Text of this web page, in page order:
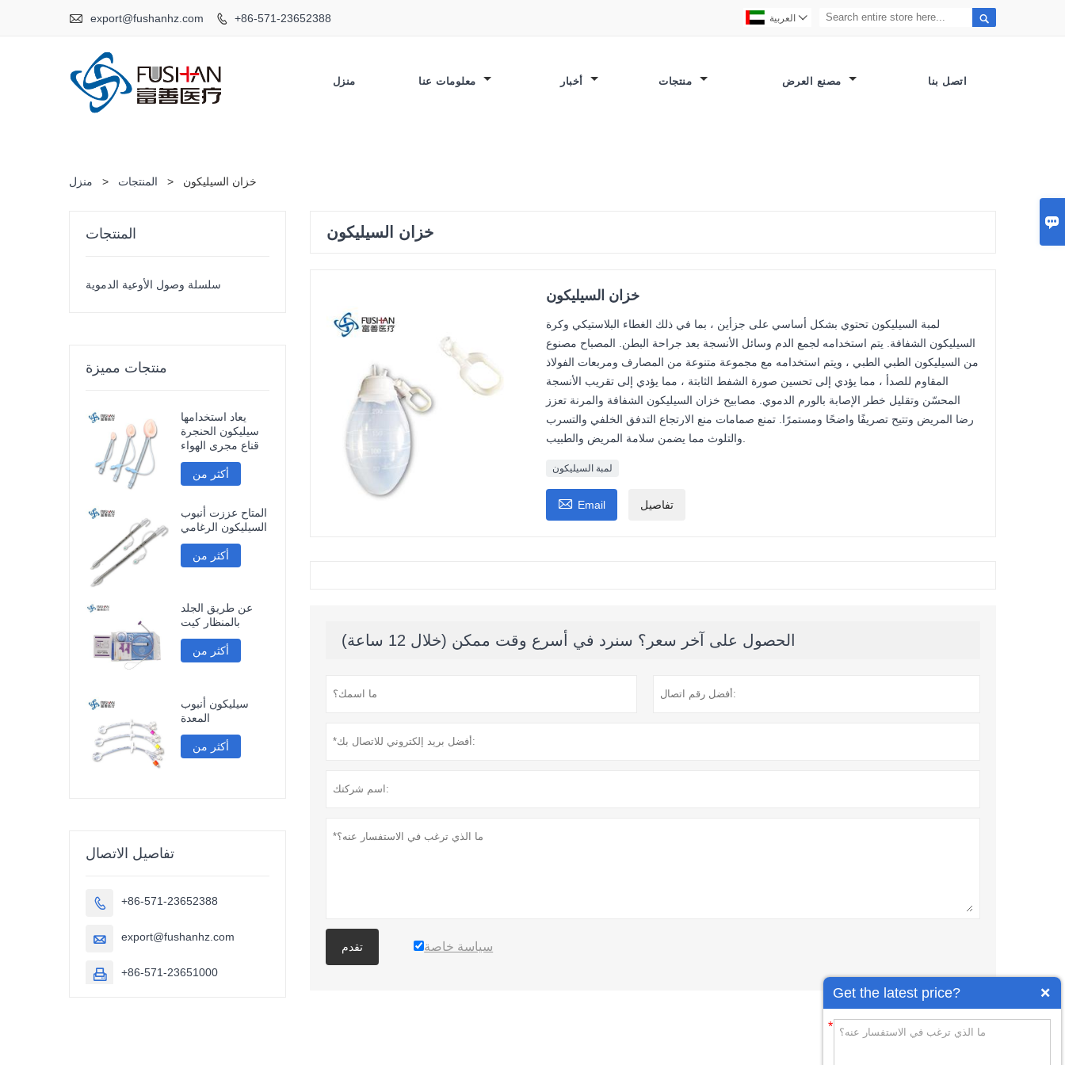

Get the latest price?
*
 export@fushanhz.com  +86-571-23652388  العربية 
منزل اتصل بنا
منزل > المنتجات > خزان السيليكون
خزان السيليكون
خزان السيليكون
لمبة السيليكون تحتوي بشكل أساسي على جزأين ، بما في ذلك الغطاء البلاستيكي وكرة
السيليكون الشفافة. يتم استخدامه لجمع الدم وسائل الأنسجة بعد جراحة البطن. المصباح مصنوع
من السيليكون الطبي الطبي ، ويتم استخدامه مع مجموعة متنوعة من المصارف ومربعات الفولاذ
المقاوم للصدأ ، مما يؤدي إلى تحسين صورة الشفط الثابتة ، مما يؤدي إلى تقريب الأنسجة
المحسّن وتقليل خطر الإصابة بالورم الدموي. مصابيح خزان السيليكون الشفافة والمرنة تعزز
رضا المريض وتتيح تصريفًا واضحًا ومستمرًا. تمنع صمامات منع الارتجاع التدفق الخلفي والتسرب
والتلوث مما يضمن سلامة المريض والطبيب.
لمبة السيليكون
 Email تفاصيل
الحصول على آخر سعر؟ سنرد في أسرع وقت ممكن (خلال 12 ساعة)
تقدم سياسة خاصة
المنتجات
سلسلة وصول الأوعية الدموية
منتجات مميزة
يعاد استخدامها
سيليكون الحنجرة
قناع مجرى الهواء
أكثر من
المتاح عززت أنبوب
السيليكون الرغامي
أكثر من
عن طريق الجلد
بالمنظار كيت
أكثر من
سيليكون أنبوب
المعدة
أكثر من
تفاصيل الاتصال
 +86-571-23652388
 export@fushanhz.com
 +86-571-23651000